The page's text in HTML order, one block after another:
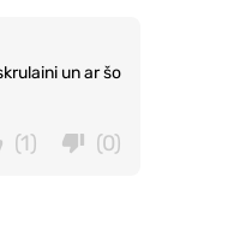
un ar šo
(0)
(1)